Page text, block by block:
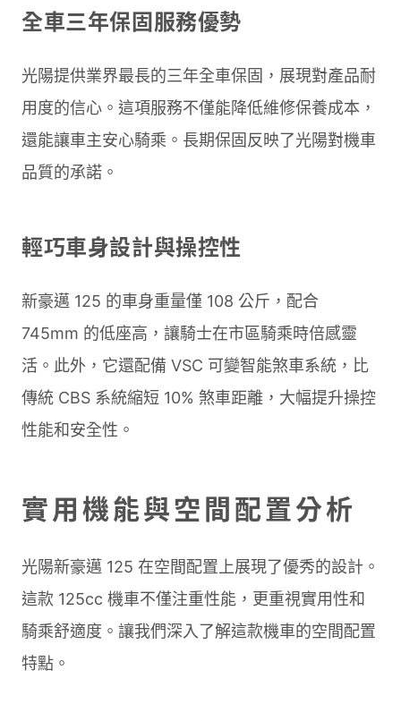
全車三年保固服務優勢
光陽提供業界最長的三年全車保固，展現對產品耐
用度的信心。這項服務不僅能降低維修保養成本，
還能讓車主安心騎乘。長期保固反映了光陽對機車
品質的承諾。
輕巧車身設計與操控性
新豪邁 125 的車身重量僅 108 公斤，配合
745mm 的低座高，讓騎士在市區騎乘時倍感靈
活。此外，它還配備 VSC 可變智能煞車系統，比
傳統 CBS 系統縮短 10% 煞車距離，大幅提升操控
性能和安全性。
實用機能與空間配置分析
光陽新豪邁 125 在空間配置上展現了優秀的設計。
這款 125cc 機車不僅注重性能，更重視實用性和
騎乘舒適度。讓我們深入了解這款機車的空間配置
特點。